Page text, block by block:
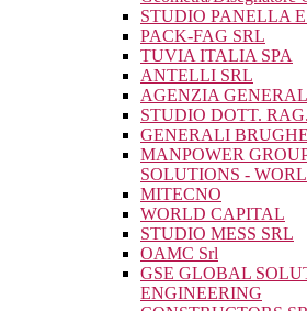
STUDIO PANELLA
PACK-FAG SRL
TUVIA ITALIA SPA
ANTELLI SRL
AGENZIA
STUDIO DOTT.
GENERALI
MANPOWER
SOLUTIONS -
MITECNO
WORLD CAPITAL
STUDIO MESS SRL
OAMC Srl
GSE GLOBAL
ENGINEERING